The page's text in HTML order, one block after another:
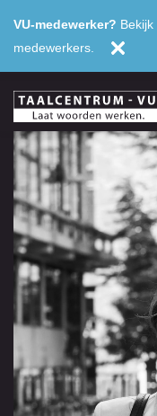
VU-medewerker? Bekijk
medewerkers.